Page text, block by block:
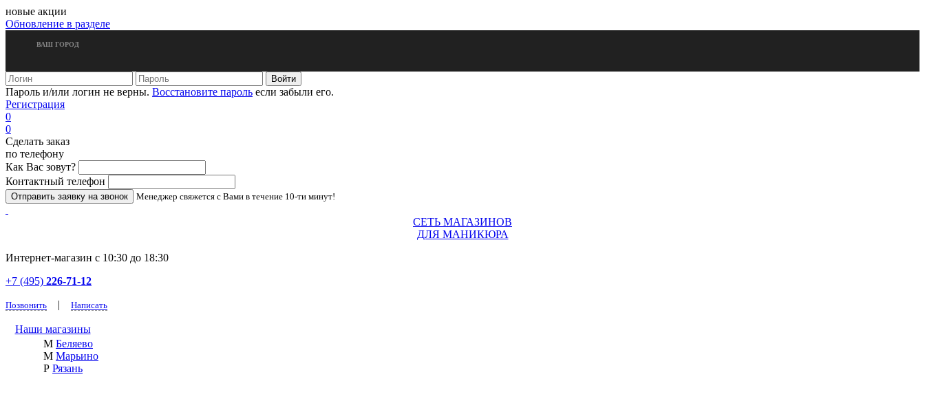
новые акции
Обновление в разделе
ВАШ ГОРОД
Пароль и/или логин не верны. Восстановите пароль если забыли его.
Регистрация
0
0
Сделать заказ
по телефону
Как Вас зовут?
Контактный телефон
Менеджер свяжется с Вами в течение 10-ти минут!
СЕТЬ МАГАЗИНОВ
ДЛЯ МАНИКЮРА
Интернет-магазин с 10:30 до 18:30
+7 (495) 226-71-12
Позвонить | Написать
Наши магазины
М Беляево
М Марьино
Р Рязань